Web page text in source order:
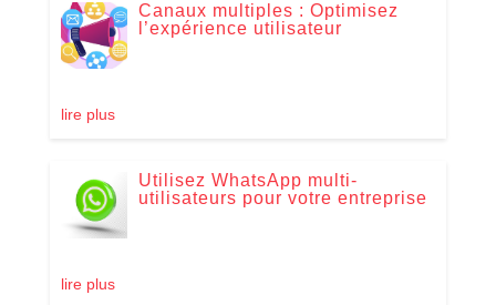
Canaux multiples : Optimisez
l’expérience utilisateur
lire plus
Utilisez WhatsApp multi-
utilisateurs pour votre entreprise
lire plus